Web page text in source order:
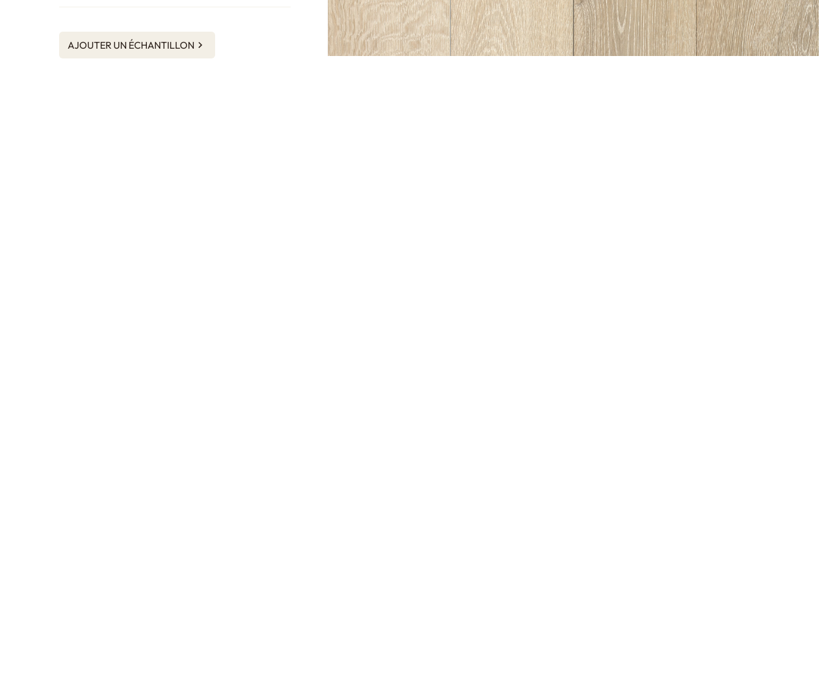
AJOUTER UN ÉCHANTILLON